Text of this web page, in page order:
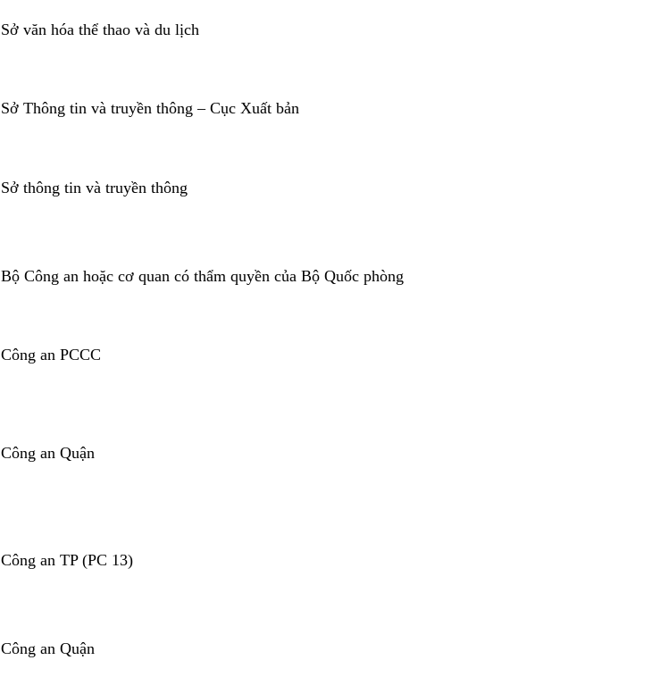
Sở văn hóa thể thao và du lịch
Sở Thông tin và truyền thông – Cục Xuất bản
Sở thông tin và truyền thông
Bộ Công an hoặc cơ quan có thẩm quyền của Bộ Quốc phòng
Công an PCCC
Công an Quận
Công an TP (PC 13)
Công an Quận